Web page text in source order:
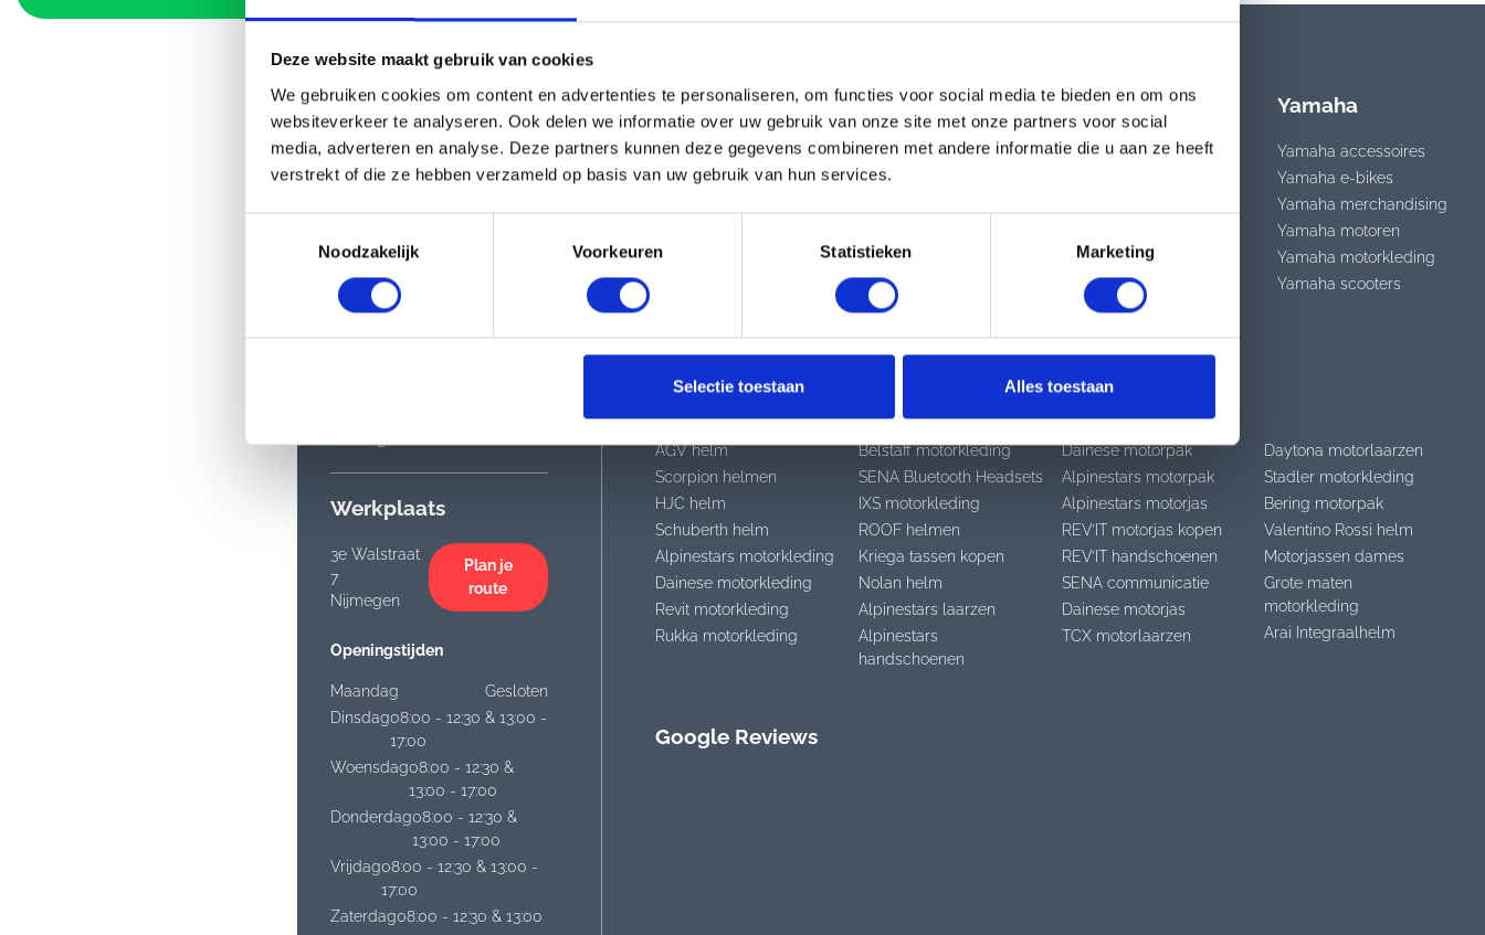
Deze website maakt gebruik van cookies
We gebruiken cookies om content en advertenties te personaliseren, om functies voor social media te bieden en om ons
websiteverkeer te analyseren. Ook delen we informatie over uw gebruik van onze site met onze partners voor social
media, adverteren en analyse. Deze partners kunnen deze gegevens combineren met andere informatie die u aan ze heeft
verstrekt of die ze hebben verzameld op basis van uw gebruik van hun services.
Noodzakelijk
Voorkeuren Statistieken Marketing
Selectie toestaan Alles toestaan
Winkel
Hertogstraat 74
6511 SE
Plan je
route
Maandag
Dinsdag
Werkplaats
3e Walstraat
7
Nijmegen
Plan je
route
Openingstijden
Maandag
Gesloten
Dinsdag08:00 - 12:30 & 13:00 -
17:00
Woensdag08:00 - 12:30 &
13:00 - 17:00
Donderdag08:00 - 12:30 &
13:00 - 17:00
Vrijdag08:00 - 12:30 & 13:00 -
17:00
Zaterdag08:00 - 12:30 & 13:00
Over Termaat
Ladies corner
Werkplaats
Click & Collect
Categorieën
Motorkleding
Motorhelmen
Motor accessoires
Outlet
Yamaha
Motoren
Yamaha motoren
op voorraad
Motor financiering
Motor verzekering
Yamaha
Yamaha accessoires
Yamaha e-bikes
Yamaha merchandising
Yamaha motoren
Yamaha motorkleding
Yamaha scooters
AGV helm
Scorpion helmen
HJC helm
Schuberth helm
Alpinestars motorkleding
Dainese motorkleding
Revit motorkleding
Rukka motorkleding
Belstaff motorkleding
SENA Bluetooth Headsets
IXS motorkleding
ROOF helmen
Kriega tassen kopen
Nolan helm
Alpinestars laarzen
Alpinestars
handschoenen
Dainese motorpak
Alpinestars motorpak
Alpinestars motorjas
REV’IT motorjas kopen
REV’IT handschoenen
SENA communicatie
Dainese motorjas
TCX motorlaarzen
Daytona motorlaarzen
Stadler motorkleding
Bering motorpak
Valentino Rossi helm
Motorjassen dames
Grote maten
motorkleding
Arai Integraalhelm
Google Reviews